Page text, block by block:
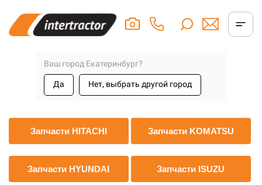
Ваш город Екатеринбург?
Да Нет, выбрать другой город
Запчасти HITACHI Запчасти KOMATSU
Запчасти HYUNDAI Запчасти ISUZU